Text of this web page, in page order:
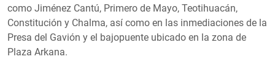
como Jiménez Cantú, Primero de Mayo, Teotihuacán,
Constitución y Chalma, así como en las inmediaciones de la
Presa del Gavión y el bajopuente ubicado en la zona de
Plaza Arkana.